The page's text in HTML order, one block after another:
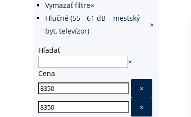
Vymazať filtre×
Hlučné (55 - 61 dB – mestský
byt, televízor)
×
Hľadať
×
Cena
×
×